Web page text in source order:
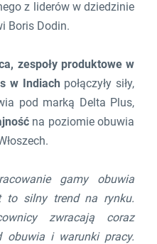
z liderów w dziedzinie
Boris Dodin.
zespoły produktowe w
w Indiach połączyły siły,
pod marką Delta Plus,
na poziomie obuwia
gamy obuwia
to silny trend na rynku.
zwracają coraz
obuwia i warunki pracy.